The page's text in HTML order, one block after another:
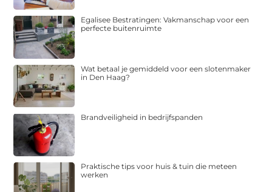
Egalisee Bestratingen: Vakmanschap voor een
perfecte buitenruimte
Wat betaal je gemiddeld voor een slotenmaker
in Den Haag?
Brandveiligheid in bedrijfspanden
Praktische tips voor huis & tuin die meteen
werken